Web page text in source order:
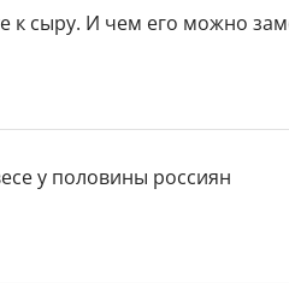
к сыру. И чем его можно
у половины россиян